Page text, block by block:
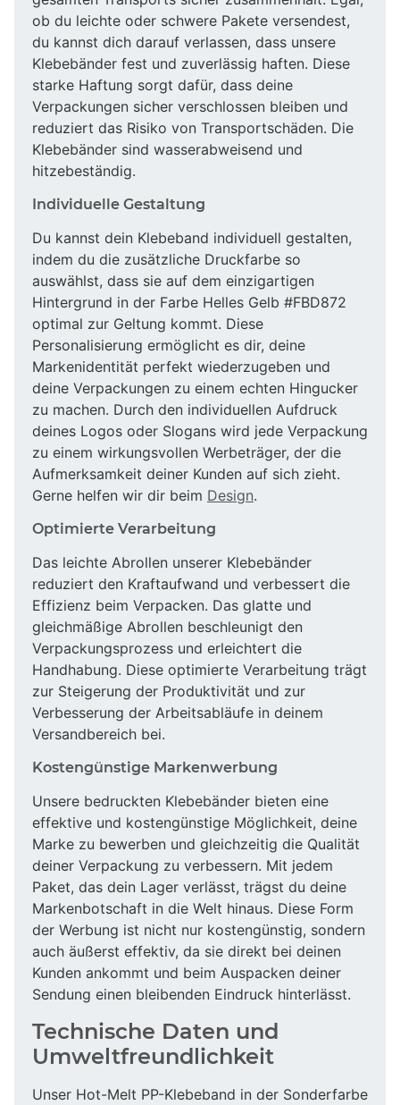
ob du leichte oder schwere Pakete versendest,
du kannst dich darauf verlassen, dass unsere
Klebebänder fest und zuverlässig haften. Diese
starke Haftung sorgt dafür, dass deine
Verpackungen sicher verschlossen bleiben und
reduziert das Risiko von Transportschäden. Die
Klebebänder sind wasserabweisend und
hitzebeständig.
Individuelle Gestaltung
Du kannst dein Klebeband individuell gestalten,
indem du die zusätzliche Druckfarbe so
auswählst, dass sie auf dem einzigartigen
Hintergrund in der Farbe Helles Gelb #FBD872
optimal zur Geltung kommt. Diese
Personalisierung ermöglicht es dir, deine
Markenidentität perfekt wiederzugeben und
deine Verpackungen zu einem echten Hingucker
zu machen. Durch den individuellen Aufdruck
deines Logos oder Slogans wird jede Verpackung
zu einem wirkungsvollen Werbeträger, der die
Aufmerksamkeit deiner Kunden auf sich zieht.
Gerne helfen wir dir beim Design.
Optimierte Verarbeitung
Das leichte Abrollen unserer Klebebänder
reduziert den Kraftaufwand und verbessert die
Effizienz beim Verpacken. Das glatte und
gleichmäßige Abrollen beschleunigt den
Verpackungsprozess und erleichtert die
Handhabung. Diese optimierte Verarbeitung trägt
zur Steigerung der Produktivität und zur
Verbesserung der Arbeitsabläufe in deinem
Versandbereich bei.
Kostengünstige Markenwerbung
Unsere bedruckten Klebebänder bieten eine
effektive und kostengünstige Möglichkeit, deine
Marke zu bewerben und gleichzeitig die Qualität
deiner Verpackung zu verbessern. Mit jedem
Paket, das dein Lager verlässt, trägst du deine
Markenbotschaft in die Welt hinaus. Diese Form
der Werbung ist nicht nur kostengünstig, sondern
auch äußerst effektiv, da sie direkt bei deinen
Kunden ankommt und beim Auspacken deiner
Sendung einen bleibenden Eindruck hinterlässt.
Technische Daten und
Umweltfreundlichkeit
Unser Hot-Melt PP-Klebeband in der Sonderfarbe